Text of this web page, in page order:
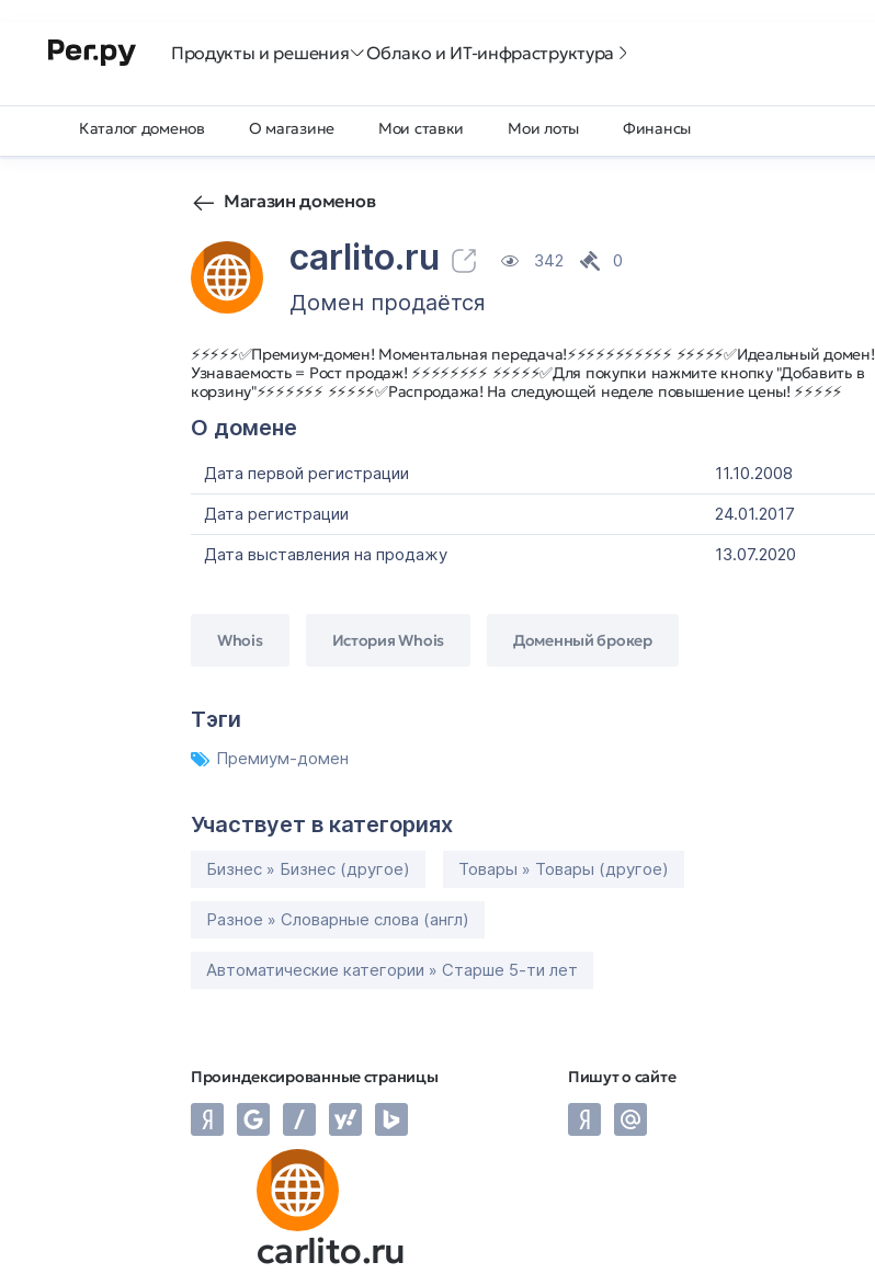
Продукты и решения Облако и ИТ-инфраструктура
Каталог доменов О магазине Мои ставки Мои лоты Финансы
Магазин доменов
carlito.ru 342 0
Домен продаётся
⚡⚡⚡⚡⚡✅Премиум-домен! Моментальная передача!⚡⚡⚡⚡⚡⚡⚡⚡⚡⚡⚡ ⚡⚡⚡⚡⚡✅Идеальный домен!
Узнаваемость = Рост продаж! ⚡⚡⚡⚡⚡⚡⚡⚡ ⚡⚡⚡⚡⚡✅Для покупки нажмите кнопку "Добавить в
корзину"⚡⚡⚡⚡⚡⚡⚡ ⚡⚡⚡⚡⚡✅Распродажа! На следующей неделе повышение цены! ⚡⚡⚡⚡⚡
О домене
Дата первой регистрации
11.10.2008
Дата регистрации
24.01.2017
Дата выставления на продажу
13.07.2020
Whois История Whois Доменный брокер
Тэги
Премиум-домен
Участвует в категориях
Бизнес » Бизнес (другое) Товары » Товары (другое)
Разное » Словарные слова (англ)
Автоматические категории » Старше 5-ти лет
Проиндексированные страницы Пишут о сайте
carlito.ru